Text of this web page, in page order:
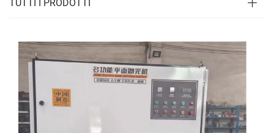
TUTTI I PRODOTTI